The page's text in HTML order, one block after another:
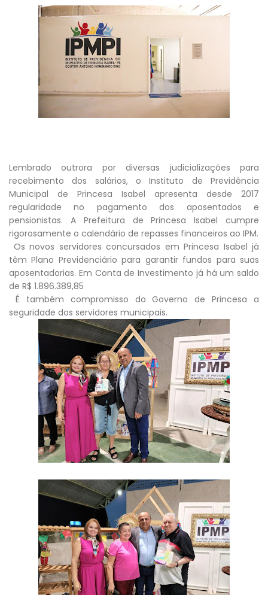
Lembrado outrora por diversas judicializações para
recebimento dos salários, o Instituto de Previdência
Municipal de Princesa Isabel apresenta desde 2017
regularidade no pagamento dos aposentados e
pensionistas. A Prefeitura de Princesa Isabel cumpre
rigorosamente o calendário de repasses financeiros ao IPM.
Os novos servidores concursados em Princesa Isabel já
têm Plano Previdenciário para garantir fundos para suas
aposentadorias. Em Conta de Investimento já há um saldo
de R$ 1.896.389,85
É também compromisso do Governo de Princesa a
seguridade dos servidores municipais.